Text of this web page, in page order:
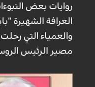
روايات بعض
العرافة الشهيرة
مصير الرئيس